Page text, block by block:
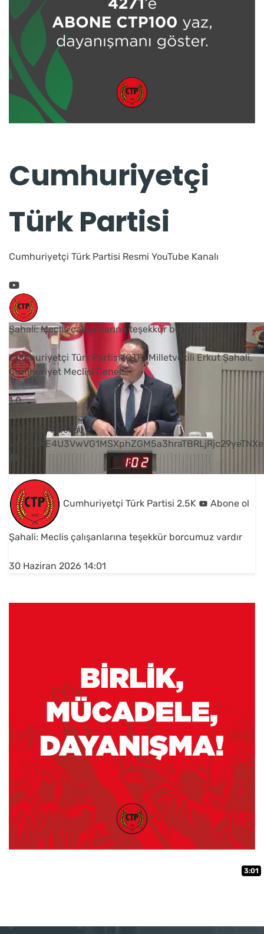
Cumhuriyetçi
Türk Partisi
Cumhuriyetçi Türk Partisi Resmi YouTube Kanalı
3:01
Şahali: Meclis çalışanlarına teşekkür borcumuz vardır
Cumhuriyetçi Türk Partisi (CTP) Milletvekili Erkut Şahali,
Cumhuriyet Meclisi Genel...
1 0
YouTube Videosu
Cumhuriyetçi Türk Partisi 2.5K Abone ol
Şahali: Meclis çalışanlarına teşekkür borcumuz vardır
30 Haziran 2026 14:01